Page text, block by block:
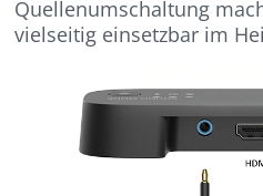
Quellenumschaltung
vielseitig einsetzbar im